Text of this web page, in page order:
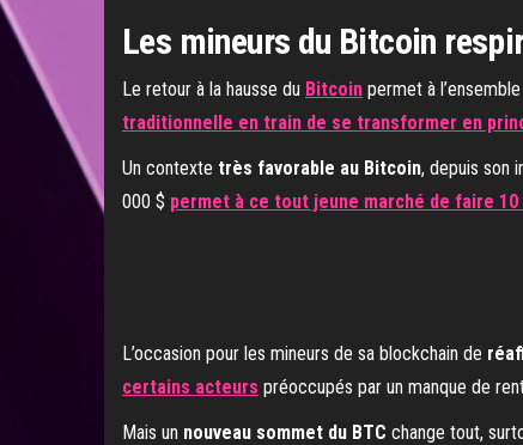
Les mineurs du Bitcoin
Le retour à la hausse du Bitcoin permet à
traditionnelle en train de se transformer en
Un contexte très favorable au Bitcoin, depuis son
000 $ permet à ce tout jeune marché de faire 10
L’occasion pour les mineurs de sa blockchain de
certains acteurs préoccupés par un manque de
Mais un nouveau sommet du BTC change tout,